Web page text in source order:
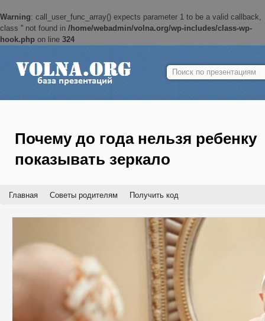
Warning: call_user_func_array() expects parameter 1 to be a valid callback,
class '' not found in /home/webadmin/volna.org/wp-includes/class-wp-
hook.php on line 324
Найти:
Почему до года нельзя ребенку
показывать зеркало
Главная Советы родителям Получить код